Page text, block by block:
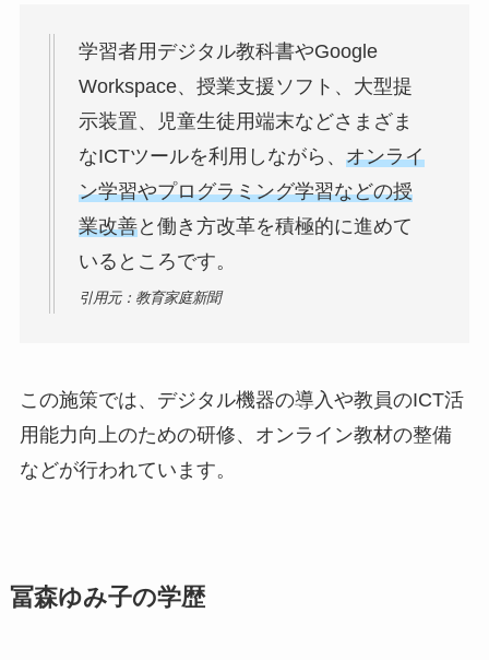
学習者用デジタル教科書やGoogle
Workspace、授業支援ソフト、大型提
示装置、児童生徒用端末などさまざま
なICTツールを利用しながら、 オンライ
ン学習やプログラミング学習などの授
業改善と働き方改革を積極的に進めて
いるところです。
引用元：教育家庭新聞
この施策では、デジタル機器の導入や教員のICT活
用能力向上のための研修、オンライン教材の整備
などが行われています。
冨森ゆみ子の学歴